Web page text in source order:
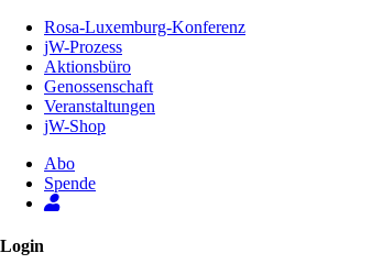
Inhalt
Seite
Rosa-Luxemburg-Konferenz
jW-Prozess
Aktionsbüro
Genossenschaft
Veranstaltungen
jW-Shop
Abo
Spende
Login